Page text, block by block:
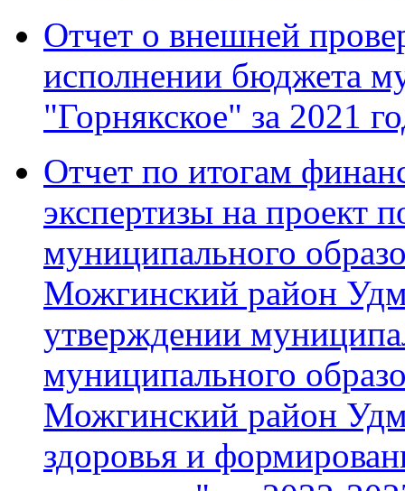
Отчет о внешней
исполнении бюджета
"Горнякское" за 2021
Отчет по итогам
экспертизы на проект
муниципального
Можгинский район
утверждении
муниципального
Можгинский район
здоровья и